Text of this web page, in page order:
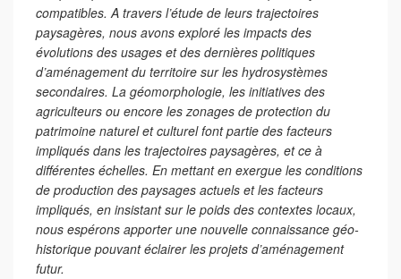
compatibles. A travers l’étude de leurs trajectoires
paysagères, nous avons exploré les impacts des
évolutions des usages et des dernières politiques
d’aménagement du territoire sur les hydrosystèmes
secondaires. La géomorphologie, les initiatives des
agriculteurs ou encore les zonages de protection du
patrimoine naturel et culturel font partie des facteurs
impliqués dans les trajectoires paysagères, et ce à
différentes échelles. En mettant en exergue les conditions
de production des paysages actuels et les facteurs
impliqués, en insistant sur le poids des contextes locaux,
nous espérons apporter une nouvelle connaissance géo-
historique pouvant éclairer les projets d’aménagement
futur.